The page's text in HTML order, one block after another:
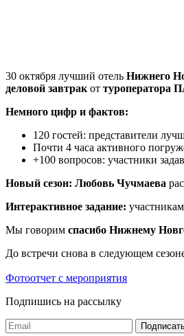
30 октября лучший отель Нижнего
деловой завтрак от туроператора
Немного цифр и фактов:
120 гостей: представители
Почти 4 часа активного
+100 вопросов: участники
Новый сезон: Любовь Чучмаева
Интерактивное задание:
Мы говорим спасибо Нижнему
До встречи снова в следующем
Фотоотчет с мероприятия
Подпишись на рассылку